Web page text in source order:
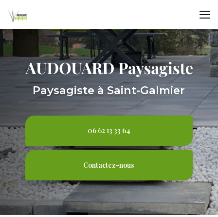
contenu
principal
Paysagiste à Saint-Galmier
06 62 13 33 64
Contactez-nous